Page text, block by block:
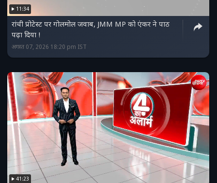
11:34
रांची प्रोटेस्ट पर गोलमोल जवाब, JMM MP को एंकर ने पाठ
पढ़ा दिया !
अगस्त 07, 2026 18:20 pm IST
41:23